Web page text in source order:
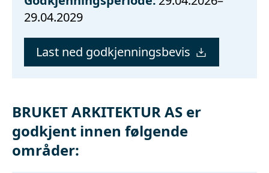
29.04.2029
Last ned godkjenningsbevis
BRUKET ARKITEKTUR AS er
godkjent innen følgende
områder: